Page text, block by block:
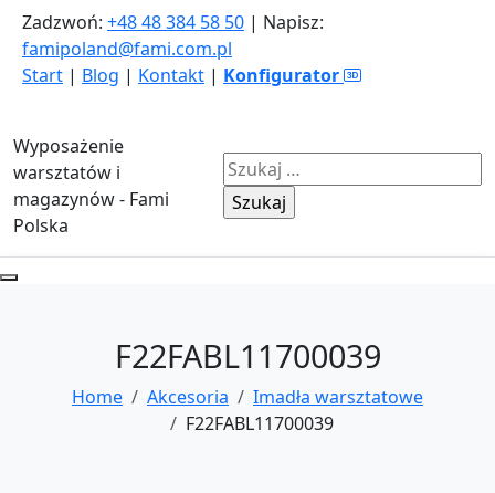
Zadzwoń: +48 48 384 58 50 | Napisz:
famipoland@fami.com.pl
Start | Blog | Kontakt | Konfigurator
Wyposażenie
warsztatów i
magazynów - Fami
Polska
Szukaj:
F22FABL11700039
Home Akcesoria
Imadła warsztatowe
F22FABL11700039